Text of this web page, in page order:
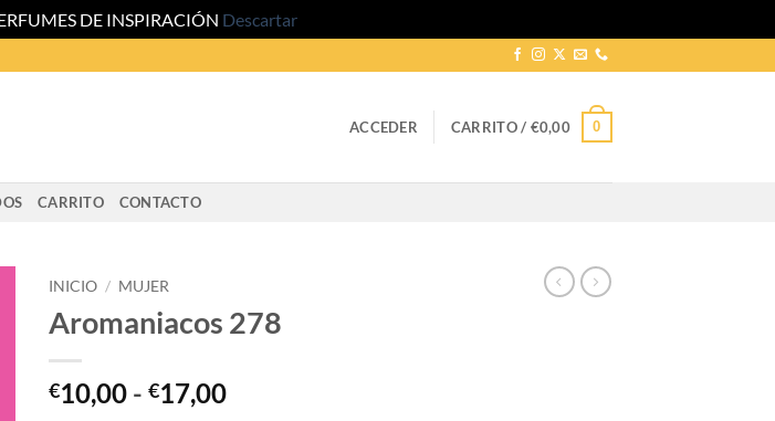
DE INSPIRACIÓN Descartar
ACCEDER CARRITO / €0,00 0
CARRITO CONTACTO
INICIO / MUJER
Aromaniacos 278
€10,00 - €17,00Rango